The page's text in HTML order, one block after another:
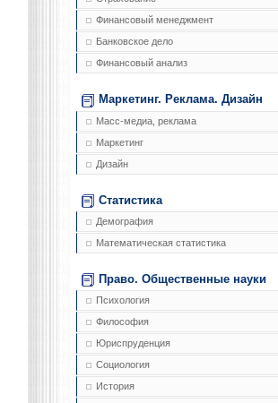
Финансовый менеджмент
Банковское дело
Финансовый анализ
Маркетинг. Реклама. Дизайн
Масс-медиа, реклама
Маркетинг
Дизайн
Статистика
Демография
Математическая статистика
Право. Общественные науки
Психология
Философия
Юриспруденция
Социология
История